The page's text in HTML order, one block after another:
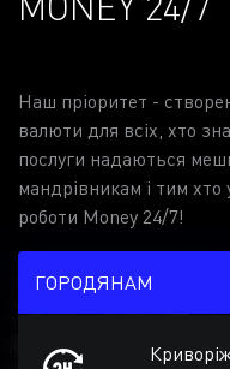
Наш пріоритет -
валюти для всіх, хто
послуги надаються
мандрівникам і тим хто
роботи Money 24/7!
ГОРОДЯНАМ